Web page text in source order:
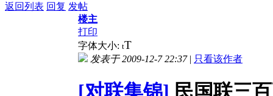
返回列表 回复 发帖
楼主
打印
字体大小: tT
发表于 2009-12-7 22:37| 只看该作者
[对联集锦] 民国联三